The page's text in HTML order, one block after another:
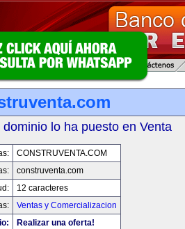
lo ha puesto en Venta
CONSTRUVENTA.COM
construventa.com
12 caracteres
Ventas y Comercializacion
Realizar una oferta!